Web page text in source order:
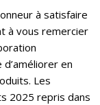
à satisfaire
à vous remercier
en
Les
2025 repris dans